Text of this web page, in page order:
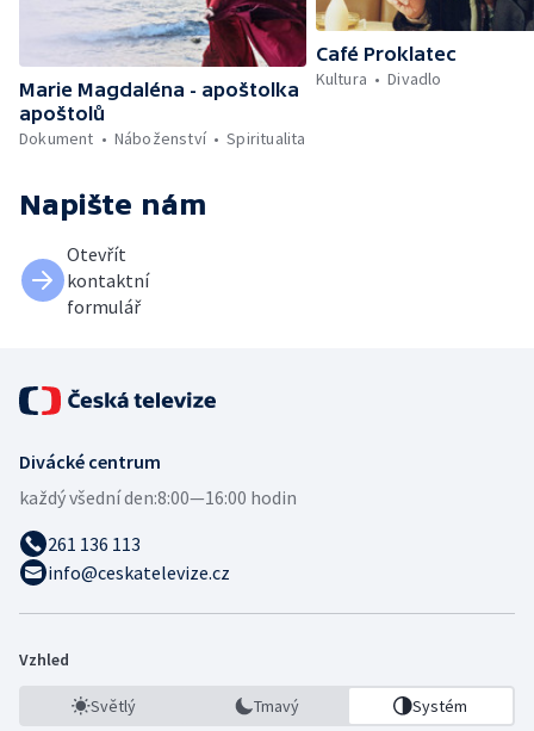
Marie Magdaléna - apoštolka
apoštolů
Dokument
Náboženství Spiritualita
Café Proklatec
Kultura
Divadlo
Napište nám
Otevřít
kontaktní
formulář
Divácké centrum
každý všední den:8:00—16:00 hodin
261 136 113
info@ceskatelevize.cz
Vzhled
Světlý Tmavý Systém